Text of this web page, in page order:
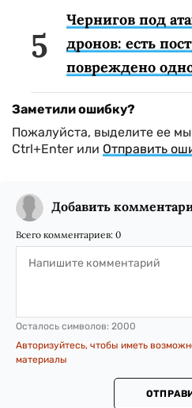
Чернигов под
дронов: есть
повреждено
Заметили ошибку?
Пожалуйста, выделите ее
Ctrl+Enter или Отправить
Добавить
Всего комментариев: 0
Осталось символов: 2000
Авторизуйтесь, чтобы иметь
материалы